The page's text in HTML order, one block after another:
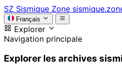
SZ Sismique Zone
Français
Explorer
Navigation principale
Explorer les archives